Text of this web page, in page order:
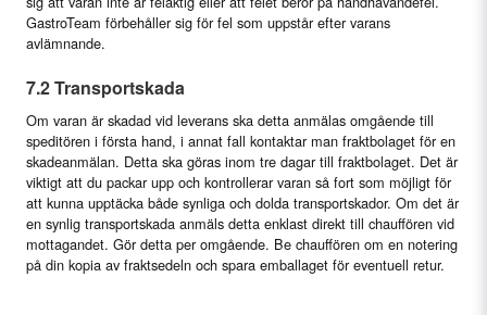
GastroTeam förbehåller sig för fel som uppstår efter varans
avlämnande.
7.2 Transportskada
Om varan är skadad vid leverans ska detta anmälas omgående till
speditören i första hand, i annat fall kontaktar man fraktbolaget för en
skadeanmälan. Detta ska göras inom tre dagar till fraktbolaget. Det är
viktigt att du packar upp och kontrollerar varan så fort som möjligt för
att kunna upptäcka både synliga och dolda transportskador. Om det är
en synlig transportskada anmäls detta enklast direkt till chauffören vid
mottagandet. Gör detta per omgående. Be chauffören om en notering
på din kopia av fraktsedeln och spara emballaget för eventuell retur.